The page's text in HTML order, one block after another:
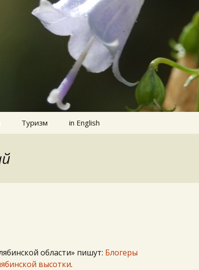
Туризм in English
области» пишут: Блогеры
высотки.